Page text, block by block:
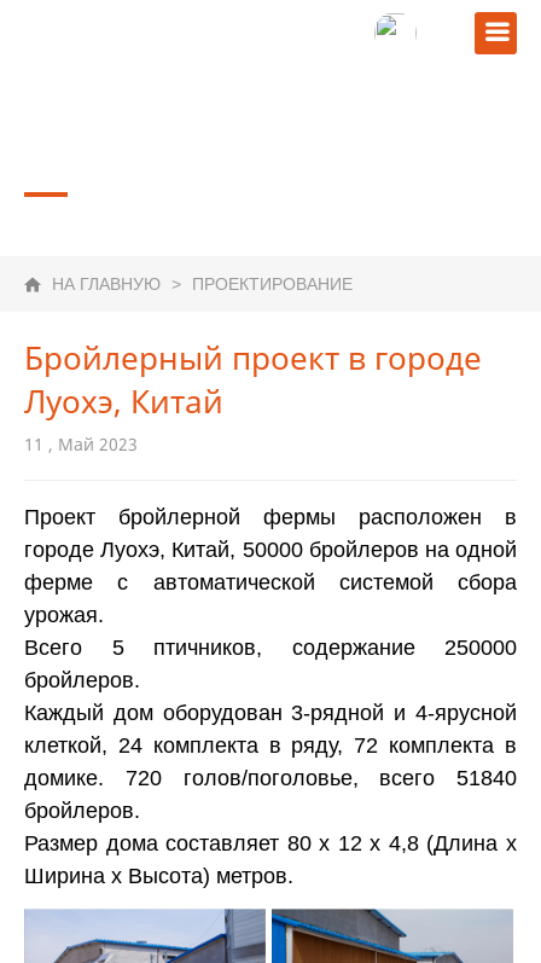
сборкой птицы
НА ГЛАВНУЮ > ПРОЕКТИРОВАНИЕ
Бройлерный проект в городе
Луохэ, Китай
11 , Май 2023
Проект бройлерной фермы расположен в
городе Луохэ, Китай, 50000 бройлеров на одной
ферме с автоматической системой сбора
урожая.
Всего 5 птичников, содержание 250000
бройлеров.
Каждый дом оборудован 3-рядной и 4-ярусной
клеткой, 24 комплекта в ряду, 72 комплекта в
домике. 720 голов/поголовье, всего 51840
бройлеров.
Размер дома составляет 80 х 12 х 4,8 (Длина х
Ширина х Высота) метров.